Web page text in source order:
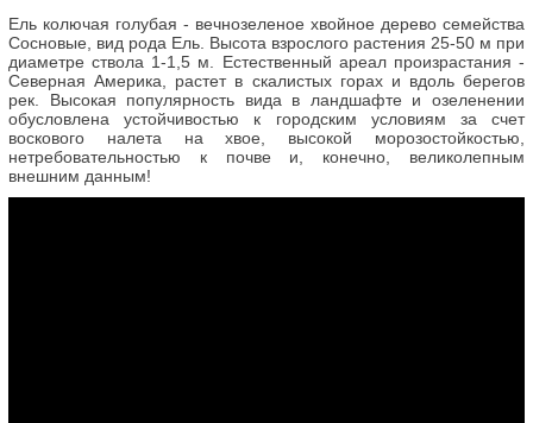
Ель колючая голубая - вечнозеленое хвойное дерево семейства
Сосновые, вид рода Ель. Высота взрослого растения 25-50 м при
диаметре ствола 1-1,5 м. Естественный ареал произрастания -
Северная Америка, растет в скалистых горах и вдоль берегов
рек. Высокая популярность вида в ландшафте и озеленении
обусловлена устойчивостью к городским условиям за счет
воскового налета на хвое, высокой морозостойкостью,
нетребовательностью к почве и, конечно, великолепным
внешним данным!